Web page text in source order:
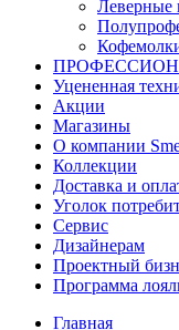
Уцененная
Акции
Магазины
О компании
Коллекции
Доставка и
Уголок
Сервис
Дизайнерам
Проектный
Программа
Главная